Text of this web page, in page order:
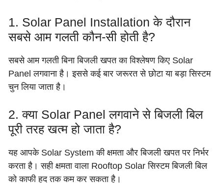
1. Solar Panel Installation के दौरान
सबसे आम गलती कौन-सी होती है?
सबसे आम गलती बिना बिजली खपत का विश्लेषण किए Solar
Panel लगवाना है। इससे कई बार जरूरत से छोटा या बड़ा सिस्टम
चुन लिया जाता है।
2. क्या Solar Panel लगवाने से बिजली बिल
पूरी तरह खत्म हो जाता है?
यह आपके Solar System की क्षमता और बिजली खपत पर निर्भर
करता है। सही क्षमता वाला Rooftop Solar सिस्टम बिजली बिल
को काफी हद तक कम कर सकता है।